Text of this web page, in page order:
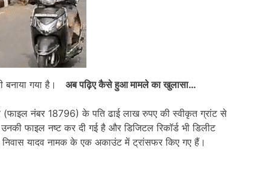
बनाया गया है। अब पढ़िए कैसे हुआ मामले का खुलासा…
(फाइल नंबर 18796) के पति ढाई लाख रुपए की स्वीकृत ग्रांट से
फाइल नष्ट कर दी गई है और डिजिटल रिकॉर्ड भी डिलीट
यादव नामक के एक अकाउंट में ट्रांसफर किए गए हैं।